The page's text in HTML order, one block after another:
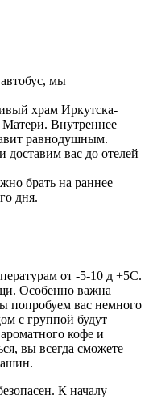
мы
храм Иркутска-
Внутреннее
равнодушным.
вас до отелей
брать на раннее
дня.
от -5-10 д +5С.
Особенно важна
попробуем вас немного
с группой будут
кофе и
вы всегда сможете
К началу